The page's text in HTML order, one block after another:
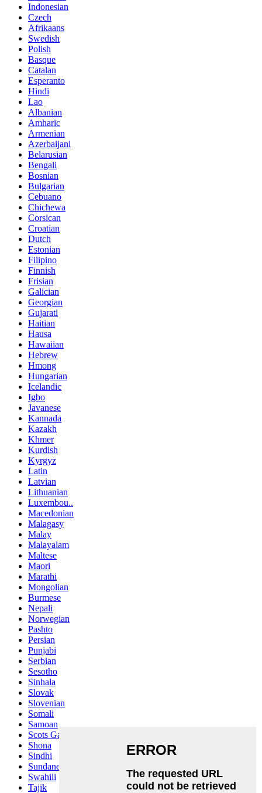
Indonesian
Czech
Afrikaans
Swedish
Polish
Basque
Catalan
Esperanto
Hindi
Lao
Albanian
Amharic
Armenian
Azerbaijani
Belarusian
Bengali
Bosnian
Bulgarian
Cebuano
Chichewa
Corsican
Croatian
Dutch
Estonian
Filipino
Finnish
Frisian
Galician
Georgian
Gujarati
Haitian
Hausa
Hawaiian
Hebrew
Hmong
Hungarian
Icelandic
Igbo
Javanese
Kannada
Kazakh
Khmer
Kurdish
Kyrgyz
Latin
Latvian
Lithuanian
Luxembou..
Macedonian
Malagasy
Malay
Malayalam
Maltese
Maori
Marathi
Mongolian
Burmese
Nepali
Norwegian
Pashto
Persian
Punjabi
Serbian
Sesotho
Sinhala
Slovak
Slovenian
Somali
Samoan
Scots Gaelic
Shona
Sindhi
Sundanese
Swahili
Tajik